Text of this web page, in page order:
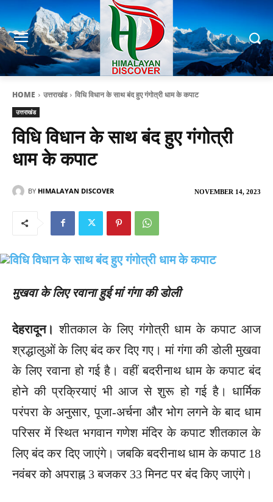
HOME उत्तराखंड विधि विधान के साथ बंद हुए गंगोत्री धाम के कपाट
उत्तराखंड
विधि विधान के साथ बंद हुए गंगोत्री
धाम के कपाट
NOVEMBER 14, 2023
BY HIMALAYAN DISCOVER
मुखवा के लिए रवाना हुई मां गंगा की डोली
देहरादून। शीतकाल के लिए गंगोत्री धाम के कपाट आज
श्रद्धालुओं के लिए बंद कर दिए गए। मां गंगा की डोली मुखवा
के लिए रवाना हो गई है। वहीं बदरीनाथ धाम के कपाट बंद
होने की प्रक्रियाएं भी आज से शुरू हो गई है। धार्मिक
परंपरा के अनुसार, पूजा-अर्चना और भोग लगने के बाद धाम
परिसर में स्थित भगवान गणेश मंदिर के कपाट शीतकाल के
लिए बंद कर दिए जाएंगे। जबकि बदरीनाथ धाम के कपाट 18
नवंबर को अपराह्न 3 बजकर 33 मिनट पर बंंद किए जाएंगे।